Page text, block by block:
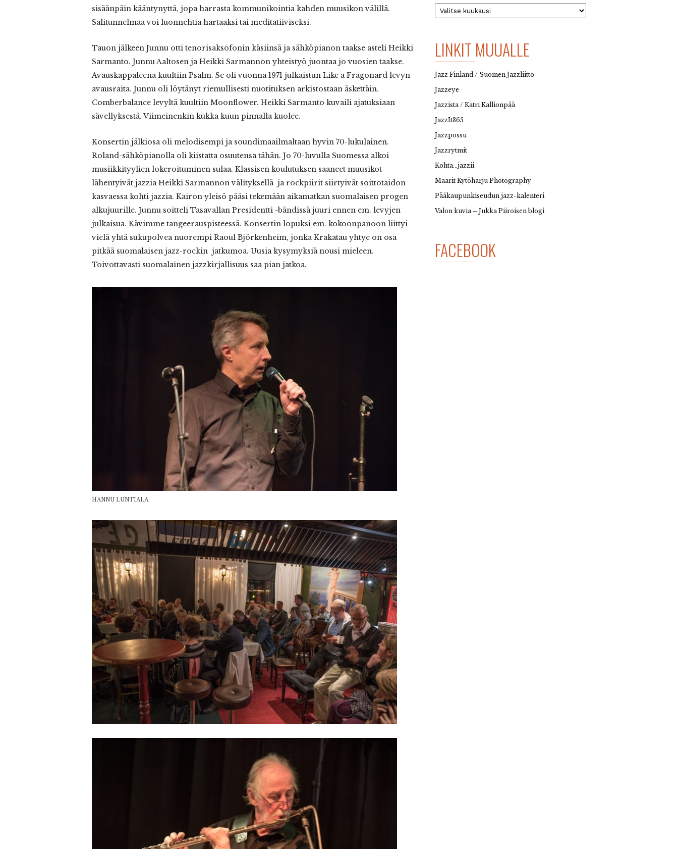
sisäänpäin kääntynyttä, jopa harrasta kommunikointia kahden muusikon välillä.
Salitunnelmaa voi luonnehtia hartaaksi tai meditatiiviseksi.
Tauon jälkeen Junnu otti tenorisaksofonin käsiinsä ja sähköpianon taakse asteli Heikki
Sarmanto. Junnu Aaltosen ja Heikki Sarmannon yhteistyö juontaa jo vuosien taakse.
Avauskappaleena kuultiin Psalm. Se oli vuonna 1971 julkaistun Like a Fragonard levyn
avausraita. Junnu oli löytänyt riemullisesti nuotituksen arkistostaan äskettäin.
Comberbalance levyltä kuultiin Moonflower. Heikki Sarmanto kuvaili ajatuksiaan
sävellyksestä. Viimeinenkin kukka kuun pinnalla kuolee.
Konsertin jälkiosa oli melodisempi ja soundimaailmaltaan hyvin 70-lukulainen.
Roland-sähköpianolla oli kiistatta osuutensa tähän. Jo 70-luvulla Suomessa alkoi
musiikkityylien lokeroituminen sulaa. Klassisen koulutuksen saaneet muusikot
lähentyivät jazzia Heikki Sarmannon välityksellä ja rockpiirit siirtyivät soittotaidon
kasvaessa kohti jazzia. Kairon yleisö pääsi tekemään aikamatkan suomalaisen progen
alkujuurille. Junnu soitteli Tasavallan Presidentti -bändissä juuri ennen em. levyjen
julkaisua. Kävimme tangeerauspisteessä. Konsertin lopuksi em. kokoonpanoon liittyi
vielä yhtä sukupolvea nuorempi Raoul Björkenheim, jonka Krakatau yhtye on osa
pitkää suomalaisen jazz-rockin jatkumoa. Uusia kysymyksiä nousi mieleen.
Toivottavasti suomalainen jazzkirjallisuus saa pian jatkoa.
HANNU LUNTIALA.
Arkisto
LINKIT MUUALLE
Jazz Finland / Suomen Jazzliitto
Jazzeye
Jazzista / Katri Kallionpää
JazzIt365
Jazzpossu
Jazzrytmit
Kohta…jazzii
Maarit Kytöharju Photography
Pääkaupunkiseudun jazz-kalenteri
Valon kuvia – Jukka Piiroisen blogi
FACEBOOK